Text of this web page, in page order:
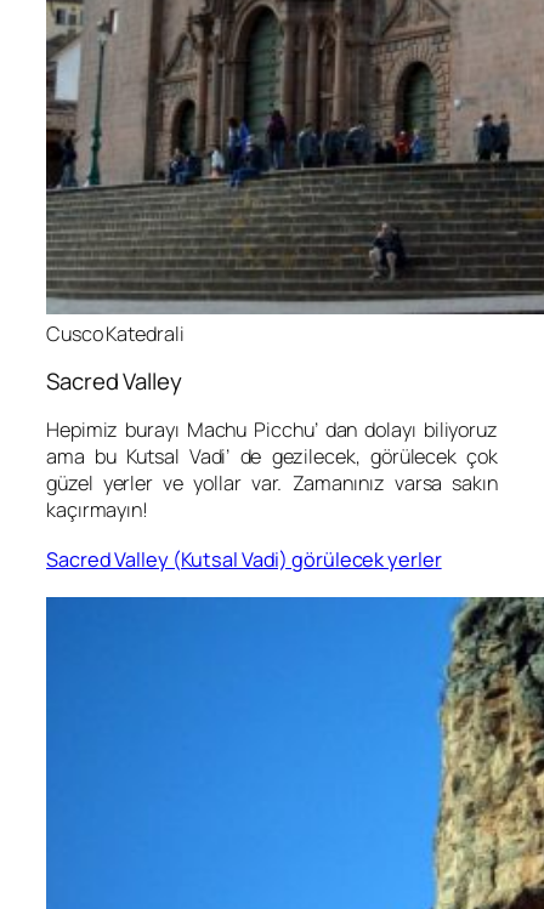
Cusco Katedrali
Sacred Valley
Hepimiz burayı Machu Picchu’ dan dolayı biliyoruz
ama bu Kutsal Vadi’ de gezilecek, görülecek çok
güzel yerler ve yollar var. Zamanınız varsa sakın
kaçırmayın!
Sacred Valley (Kutsal Vadi) görülecek yerler